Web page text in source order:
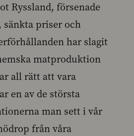
Ryssland, försenade
sänkta priser och
har slagit
matproduktion
all rätt att vara
en av de största
man sett i vår
från våra